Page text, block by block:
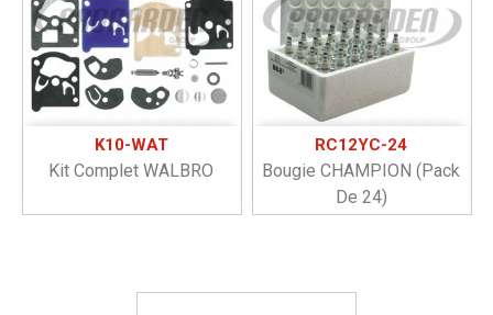
K10-WAT
Kit Complet WALBRO
RC12YC-24
Bougie CHAMPION (pack
De 24)